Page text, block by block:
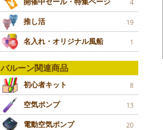
4
推し活 19
名入れ・オリジナル風船 1
バルーン関連商品
初心者キット 8
空気ポンプ 13
電動空気ポンプ 20